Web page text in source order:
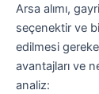
Arsa alımı,
seçenektir ve
edilmesi
avantajları ve
analiz: